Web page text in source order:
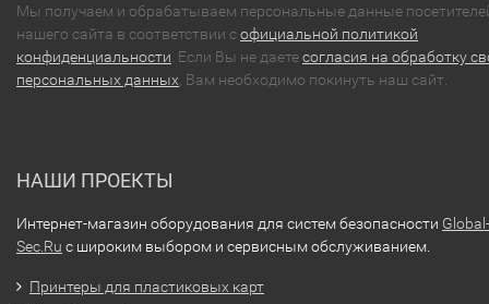
Мы получаем и обрабатываем персональные данные
нашего сайта в соответствии софициальной политикой
конфиденциальности . Если Вы не даетесогласия на обработку
персональных данных , Вам необходимо покинуть наш сайт.
НАШИ ПРОЕКТЫ
Интернет-магазин оборудования для систем безопасности Global-
Sec.Ru с широким выбором и сервисным обслуживанием.
Принтеры для пластиковых карт